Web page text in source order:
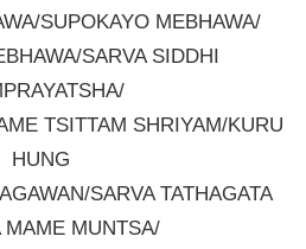
SUPOKAYO MEBHAWA/
SARVA SIDDHI
TSITTAM SHRIYAM/KURU
HUNG
SARVA TATHAGATA
MAME MUNTSA/